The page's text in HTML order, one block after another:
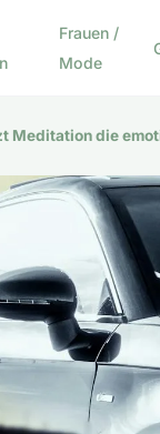
Frauen /
Mode
Meditation die